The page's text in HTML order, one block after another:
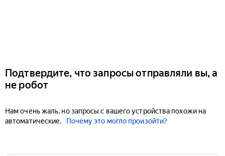
Подтвердите, что запросы отправляли вы, а
не робот
Нам очень жаль, но запросы с вашего устройства похожи на
автоматические.
Почему это могло произойти?